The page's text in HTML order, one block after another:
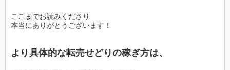
ここまでお読みくださり
本当にありがとうございます！
より具体的な転売せどりの稼ぎ方は、